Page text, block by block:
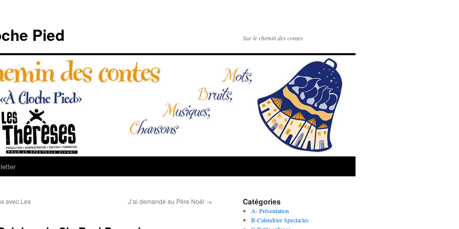
Pied Sur le chemin des contes
avec Les
J’ai demandé au Père Noël → Catégories
A- Présentation
B-Calendrier Spectacles